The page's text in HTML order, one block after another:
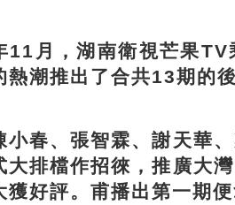
月，湖南衛視芒果TV
熱潮推出了合共13期的
、張智霖、謝天華、
大排檔作招徠，推廣大
獲好評。甫播出第一期